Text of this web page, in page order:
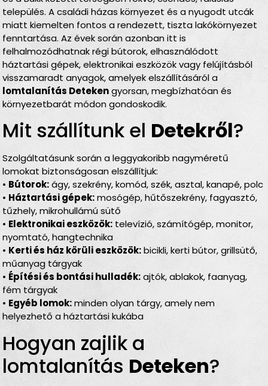
település. A családi házas környezet és a nyugodt utcák
miatt kiemelten fontos a rendezett, tiszta lakókörnyezet
fenntartása. Az évek során azonban itt is
felhalmozódhatnak régi bútorok, elhasználódott
háztartási gépek, elektronikai eszközök vagy felújításból
visszamaradt anyagok, amelyek elszállításáról a
lomtalanítás Detekengyorsan, megbízhatóan és
környezetbarát módon gondoskodik.
Mit szállítunk el Detekről?
Szolgáltatásunk során a leggyakoribb nagyméretű
lomokat biztonságosan elszállítjuk:
• Bútorok:ágy, szekrény, komód, szék, asztal, kanapé, polc
• Háztartási gépek:mosógép, hűtőszekrény, fagyasztó,
tűzhely, mikrohullámú sütő
• Elektronikai eszközök: televízió, számítógép, monitor,
nyomtató, hangtechnika
• Kerti és ház körüli eszközök:bicikli, kerti bútor, grillsütő,
műanyag tárgyak
• Építési és bontási hulladék:ajtók, ablakok, faanyag,
fém tárgyak
• Egyéb lomok:minden olyan tárgy, amely nem
helyezhető a háztartási kukába
Hogyan zajlik a
lomtalanítás Deteken?